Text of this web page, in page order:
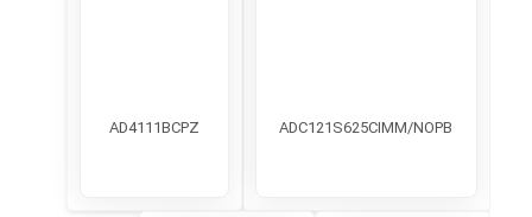
ADC121S625CIMM/NOPB
AD4111BCPZ